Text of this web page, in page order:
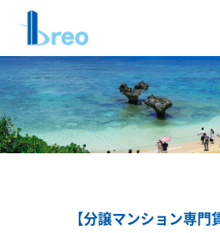
【分譲マンション専門